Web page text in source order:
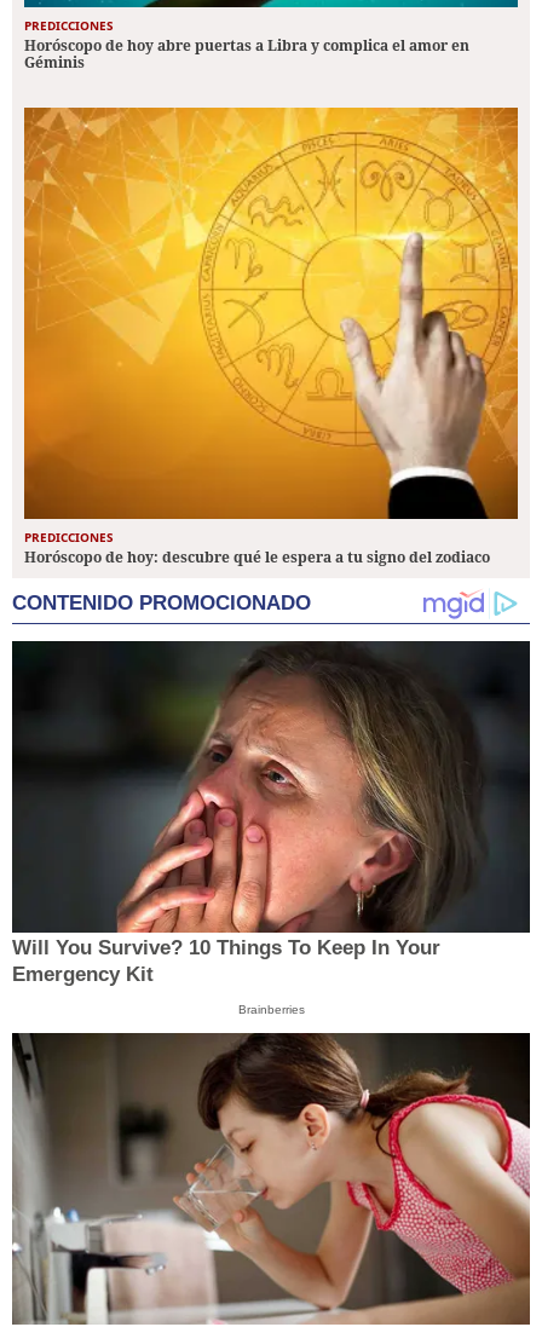
PREDICCIONES
Horóscopo de hoy abre puertas a Libra y complica el amor en
Géminis
PREDICCIONES
Horóscopo de hoy: descubre qué le espera a tu signo del zodiaco
CONTENIDO PROMOCIONADO
Will You Survive? 10 Things To Keep In Your
Emergency Kit
Brainberries